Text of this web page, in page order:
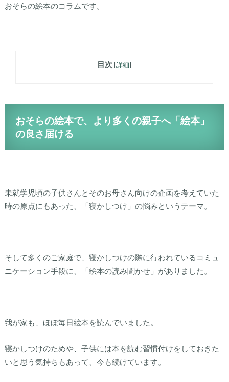
おそらの絵本のコラムです。
目次 [詳細]
おそらの絵本で、より多くの親子へ「絵本」
の良さ届ける
未就学児頃の子供さんとそのお母さん向けの企画を考えていた
時の原点にもあった、「寝かしつけ」の悩みというテーマ。
そして多くのご家庭で、寝かしつけの際に行われているコミュ
ニケーション手段に、「絵本の読み聞かせ」がありました。
我が家も、ほぼ毎日絵本を読んでいました。
寝かしつけのためや、子供には本を読む習慣付けをしておきた
いと思う気持ちもあって、今も続けています。